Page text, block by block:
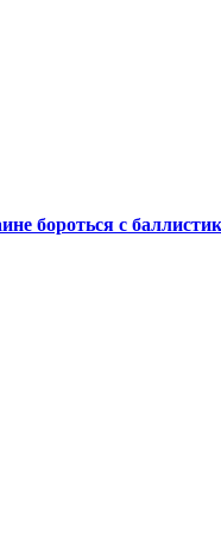
бороться с